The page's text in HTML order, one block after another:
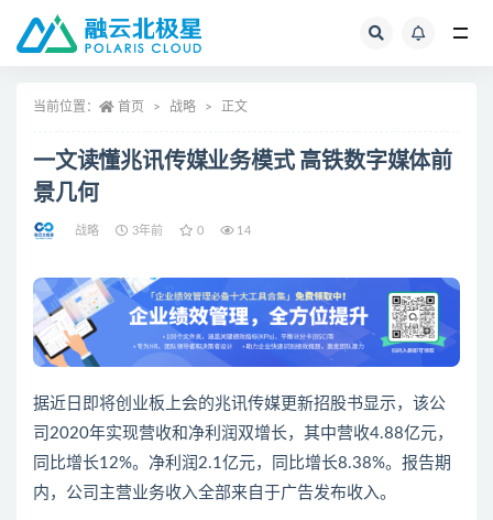
当前位置： 首页 战略 正文
一文读懂兆讯传媒业务模式 高铁数字媒体前
景几何
战略 3年前 0 14
据近日即将创业板上会的兆讯传媒更新招股书显示，该公
司2020年实现营收和净利润双增长，其中营收4.88亿元，
同比增长12%。净利润2.1亿元，同比增长8.38%。报告期
内，公司主营业务收入全部来自于广告发布收入。